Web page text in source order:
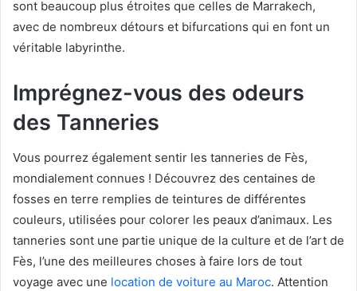
sont beaucoup plus étroites que celles de Marrakech,
avec de nombreux détours et bifurcations qui en font un
véritable labyrinthe.
Imprégnez-vous des odeurs
des Tanneries
Vous pourrez également sentir les tanneries de Fès,
mondialement connues ! Découvrez des centaines de
fosses en terre remplies de teintures de différentes
couleurs, utilisées pour colorer les peaux d’animaux. Les
tanneries sont une partie unique de la culture et de l’art de
Fès, l’une des meilleures choses à faire lors de tout
voyage avec une location de voiture au Maroc. Attention